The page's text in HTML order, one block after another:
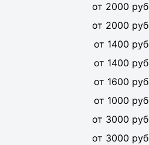
от 2000 руб
от 2000 руб
от 1400 руб
от 1400 руб
от 1600 руб
от 1000 руб
от 3000 руб
от 3000 руб